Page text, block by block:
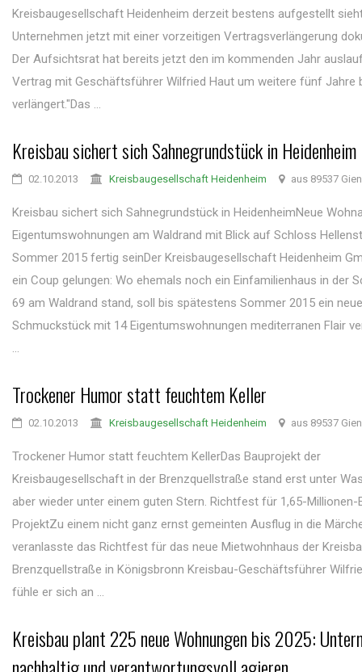
Kreisbaugesellschaft Heidenheim derzeit bestens aufgestellt
Unternehmen jetzt mit einer vorzeitigen Vertragsverlängerung
Der Aufsichtsrat hat bereits jetzt den im kommenden Jahr
Vertrag mit Geschäftsführer Wilfried Haut um weitere fünf Jahre
verlängert."Das ...
Kreisbau sichert sich Sahnegrundstück in Heidenheim
02.10.2013 Kreisbaugesellschaft Heidenheim aus 89537
Kreisbau sichert sich Sahnegrundstück in HeidenheimNeue
Eigentumswohnungen am Waldrand mit Blick auf Schloss
Sommer 2015 fertig seinDer Kreisbaugesellschaft Heidenheim
ein Coup gelungen: Wo ehemals noch ein Einfamilienhaus in der
69 am Waldrand stand, soll bis spätestens Sommer 2015 ein
Schmuckstück mit 14 Eigentumswohnungen mediterranen Flair
...
Trockener Humor statt feuchtem Keller
02.10.2013 Kreisbaugesellschaft Heidenheim aus 89537
Trockener Humor statt feuchtem KellerDas Bauprojekt der
Kreisbaugesellschaft in der Brenzquellstraße stand erst unter
aber wieder unter einem guten Stern. Richtfest für 1,65-Millionen-
ProjektZu einem nicht ganz ernst gemeinten Ausflug in die
veranlasste das Richtfest für das neue Mietwohnhaus der
Brenzquellstraße in Königsbronn Kreisbau-Geschäftsführer
fühle er sich an ...
Kreisbau plant 225 neue Wohnungen bis 2025: